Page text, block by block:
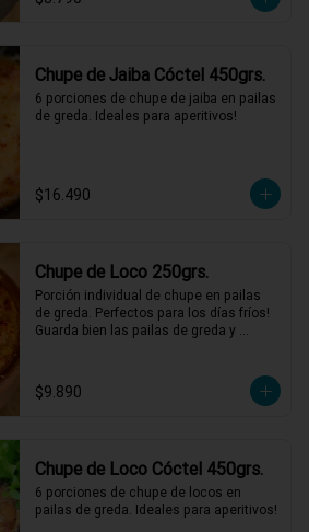
Chupe de Jaiba Cóctel 450grs.
6 porciones de chupe de jaiba en pailas
de greda. Ideales para aperitivos!
$16.490
Chupe de Loco 250grs.
Porción individual de chupe en pailas
de greda. Perfectos para los días fríos!
Guarda bien las pailas de greda y
$9.890
Chupe de Loco Cóctel 450grs.
6 porciones de chupe de locos en
pailas de greda. Ideales para aperitivos!